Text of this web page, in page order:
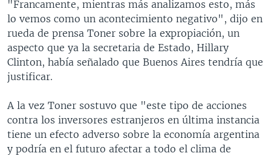
"Francamente, mientras más analizamos esto, más
lo vemos como un acontecimiento negativo", dijo en
rueda de prensa Toner sobre la expropiación, un
aspecto que ya la secretaria de Estado, Hillary
Clinton, había señalado que Buenos Aires tendría que
justificar.
A la vez Toner sostuvo que "este tipo de acciones
contra los inversores estranjeros en última instancia
tiene un efecto adverso sobre la economía argentina
y podría en el futuro afectar a todo el clima de